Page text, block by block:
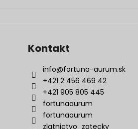
Kontakt
info@fortuna-aurum.sk
+421 2 456 469 42
+421 905 805 445
fortunaaurum
fortunaaurum
zlatnictvo_zatecky